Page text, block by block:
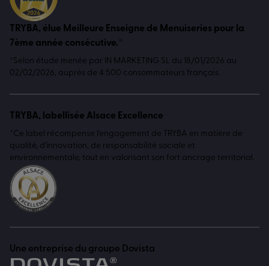
TRYBA, élue Meilleure Enseigne de Menuiseries pour la
7ème année consécutive.*
*Selon étude menée par IN MARKETING SL du 18/01/2026 au
02/02/2026, auprès de 4 500 consommateurs français.
TRYBA, labellisée Alsace Excellence
*Ce label récompense l'engagement de TRYBA en matière de
qualité, d'innovation, de responsabilité sociale et
environnementale, tout en valorisant son fort ancrage territorial.
Une entreprise du groupe Dovista